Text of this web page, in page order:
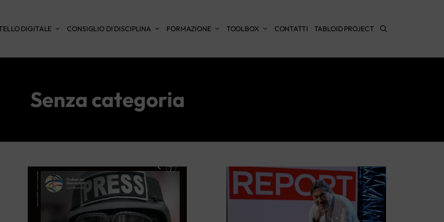
DIGITALE CONSIGLIO DI DISCIPLINA FORMAZIONE TOOLBOX CONTATTI TABLOID PROJECT
Senza categoria